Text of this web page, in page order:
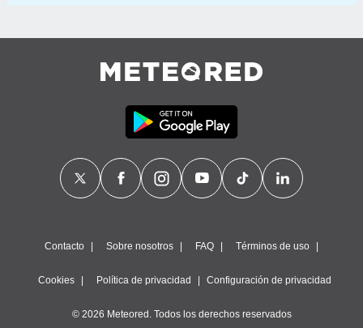
Contacto Sobre nosotros FAQ Términos de uso
Cookies Política de privacidad Configuración de privacidad
© 2026 Meteored. Todos los derechos reservados